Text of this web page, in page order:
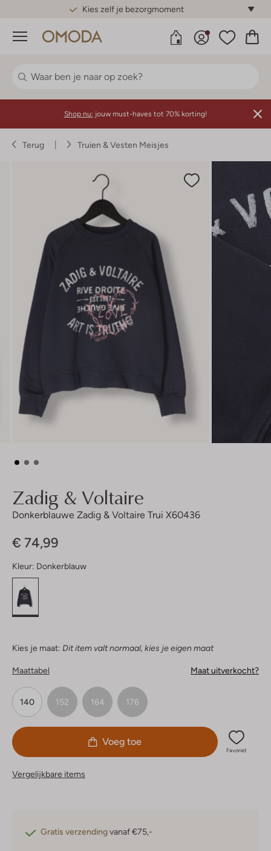
Gratis standaard verzending*
Menu
Shop nu: jouw must-haves tot 70% korting!
Terug Truien & Vesten Meisjes
Zadig & Voltaire
Donkerblauwe Zadig & Voltaire Trui X60436
€ 74,99
Kleur: Donkerblauw
Kies je maat: Dit item valt normaal, kies je eigen maat
Maattabel Maat uitverkocht?
140 152 164 176
Voeg toe
Favoriet
Vergelijkbare items
Gratis verzendingvanaf €75,-